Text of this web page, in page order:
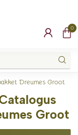
0
Dreumes Groot
Groot